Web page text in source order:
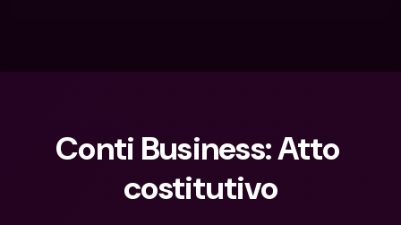
Conti Business: Atto
costitutivo